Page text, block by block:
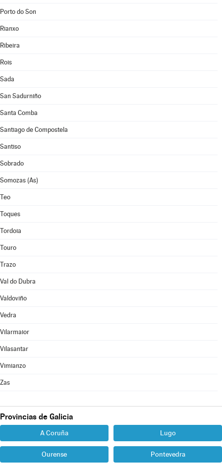
Porto do Son
Rianxo
Ribeira
Rois
Sada
San Sadurniño
Santa Comba
Santiago de Compostela
Santiso
Sobrado
Somozas (As)
Teo
Toques
Tordoia
Touro
Trazo
Val do Dubra
Valdoviño
Vedra
Vilarmaior
Vilasantar
Vimianzo
Zas
Provincias de Galicia
A Coruña Lugo
Ourense Pontevedra